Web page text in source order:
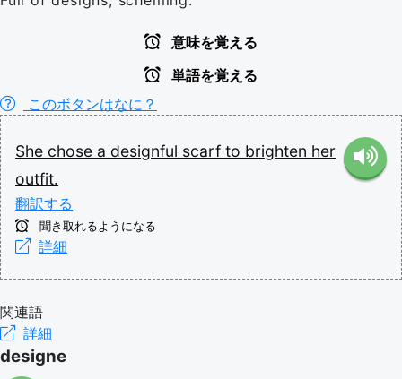
意味を覚える
単語を覚える
このボタンはなに？
She chose a designful scarf to brighten her
outfit.
翻訳する
聞き取れるようになる
詳細
関連語
詳細
designe